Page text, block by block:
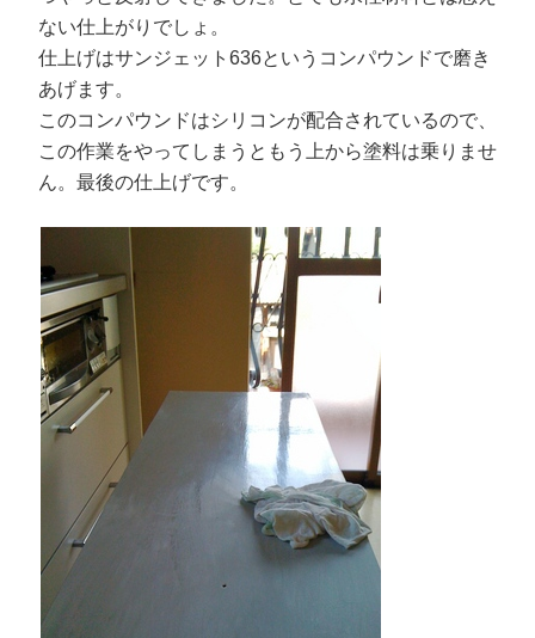
ない仕上がりでしょ。
仕上げはサンジェット636というコンパウンドで磨き
あげます。
このコンパウンドはシリコンが配合されているので、
この作業をやってしまうともう上から塗料は乗りませ
ん。最後の仕上げです。